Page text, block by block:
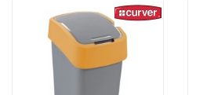
Vergleichen